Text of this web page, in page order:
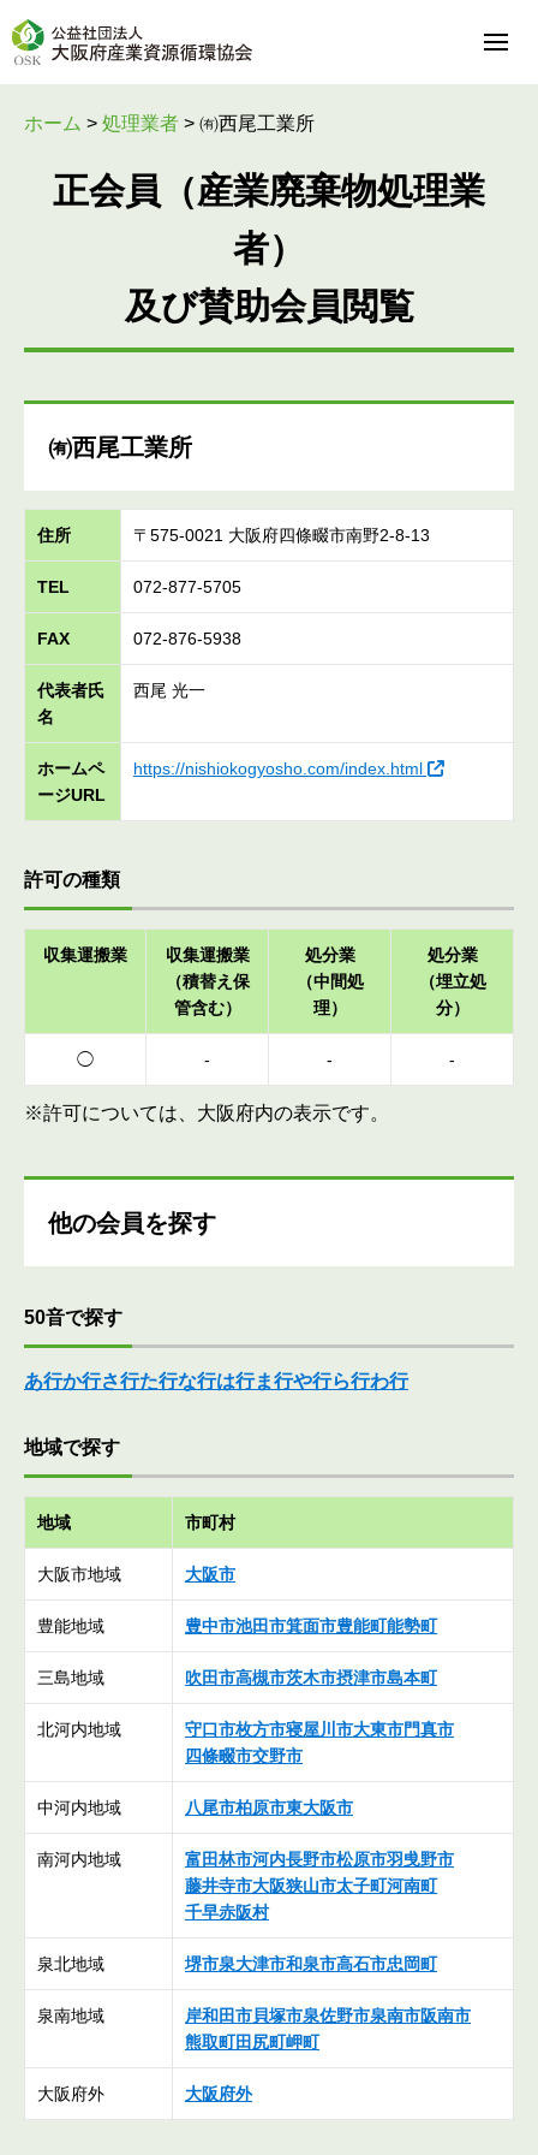
ホーム > 処理業者 > ㈲西尾工業所
正会員（産業廃棄物処理業
者）
及び賛助会員閲覧
㈲西尾工業所
住所 〒575-0021 大阪府四條畷市南野2-8-13
TEL 072-877-5705
FAX 072-876-5938
代表者氏
名
西尾 光一
ホームペ
ージURL
https://nishiokogyosho.com/index.html
許可の種類
収集運搬業
収集運搬業
（積替え保
管含む）
処分業
（中間処
理）
処分業
（埋立処
分）
◯ - - -
※許可については、大阪府内の表示です。
他の会員を探す
50音で探す
あ行か行さ行た行な行は行ま行や行ら行わ行
地域で探す
地域 市町村
大阪市地域 大阪市
豊能地域 豊中市池田市箕面市豊能町能勢町
三島地域 吹田市高槻市茨木市摂津市島本町
北河内地域 守口市枚方市寝屋川市大東市門真市
四條畷市交野市
中河内地域 八尾市柏原市東大阪市
南河内地域 富田林市河内長野市松原市羽曵野市
藤井寺市大阪狭山市太子町河南町
千早赤阪村
泉北地域 堺市泉大津市和泉市高石市忠岡町
泉南地域 岸和田市貝塚市泉佐野市泉南市阪南市
熊取町田尻町岬町
大阪府外 大阪府外